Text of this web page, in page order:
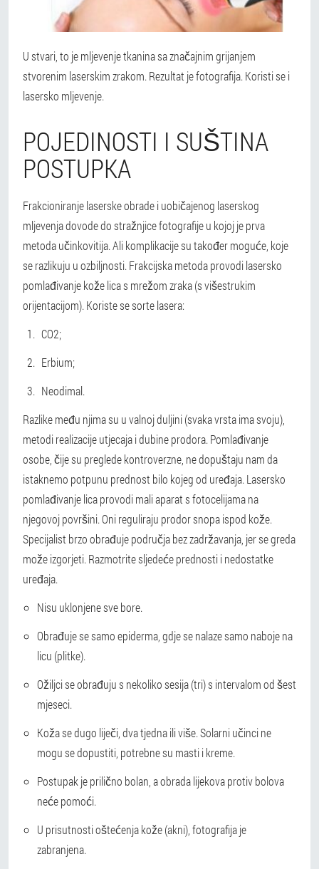
U stvari, to je mljevenje tkanina sa značajnim grijanjem
stvorenim laserskim zrakom. Rezultat je fotografija. Koristi se i
lasersko mljevenje.
POJEDINOSTI I SUŠTINA
POSTUPKA
Frakcioniranje laserske obrade i uobičajenog laserskog
mljevenja dovode do stražnjice fotografije u kojoj je prva
metoda učinkovitija. Ali komplikacije su također moguće, koje
se razlikuju u ozbiljnosti. Frakcijska metoda provodi lasersko
pomlađivanje kože lica s mrežom zraka (s višestrukim
orijentacijom). Koriste se sorte lasera:
CO2;
Erbium;
Neodimal.
Razlike među njima su u valnoj duljini (svaka vrsta ima svoju),
metodi realizacije utjecaja i dubine prodora. Pomlađivanje
osobe, čije su preglede kontroverzne, ne dopuštaju nam da
istaknemo potpunu prednost bilo kojeg od uređaja. Lasersko
pomlađivanje lica provodi mali aparat s fotocelijama na
njegovoj površini. Oni reguliraju prodor snopa ispod kože.
Specijalist brzo obrađuje područja bez zadržavanja, jer se greda
može izgorjeti. Razmotrite sljedeće prednosti i nedostatke
uređaja.
Nisu uklonjene sve bore.
Obrađuje se samo epiderma, gdje se nalaze samo naboje na
licu (plitke).
Ožiljci se obrađuju s nekoliko sesija (tri) s intervalom od šest
mjeseci.
Koža se dugo liječi, dva tjedna ili više. Solarni učinci ne
mogu se dopustiti, potrebne su masti i kreme.
Postupak je prilično bolan, a obrada lijekova protiv bolova
neće pomoći.
U prisutnosti oštećenja kože (akni), fotografija je
zabranjena.